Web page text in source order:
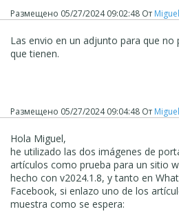
y la imagen default del sitio.
Размещено 05/27/2024 09:02:48 От
Las envio en un adjunto para que no
que tienen.
Размещено 05/27/2024 09:04:48 От
Hola Miguel,
he utilizado las dos imágenes de
artículos como prueba para un sitio
hecho con v2024.1.8, y tanto en
Facebook, si enlazo uno de los
muestra como se espera: